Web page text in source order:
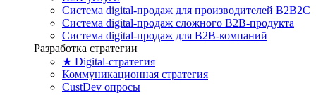
Cистема digital-продаж для производителей B2B2C
Система digital-продаж сложного B2B-продукта
Система digital-продаж для B2B-компаний
Разработка стратегии
★ Digital-стратегия
Коммуникационная стратегия
CustDev опросы